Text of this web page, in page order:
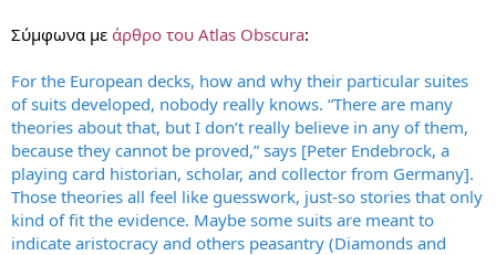
Σύμφωνα με άρθρο του Atlas Obscura:
For the European decks, how and why their particular suites
of suits developed, nobody really knows. “There are many
theories about that, but I don’t really believe in any of them,
because they cannot be proved,” says [Peter Endebrock, a
playing card historian, scholar, and collector from Germany].
Those theories all feel like guesswork, just-so stories that only
kind of fit the evidence. Maybe some suits are meant to
indicate aristocracy and others peasantry (Diamonds and